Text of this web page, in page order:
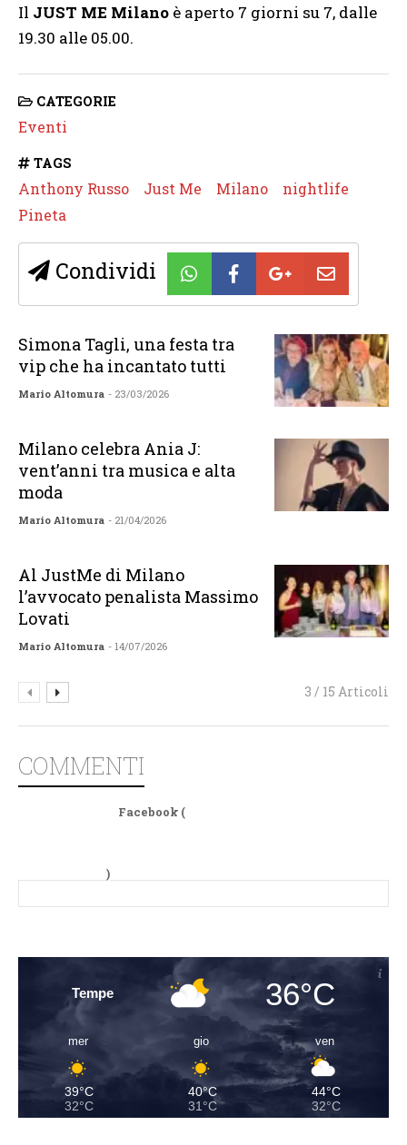
Il JUST ME Milano è aperto 7 giorni su 7, dalle
19.30 alle 05.00.
CATEGORIE
Eventi
TAGS
Anthony Russo Just Me Milano
nightlife
Pineta
Condividi
Simona Tagli, una festa tra
vip che ha incantato tutti
Mario Altomura - 23/03/2026
Milano celebra Ania J:
vent’anni tra musica e alta
moda
Mario Altomura - 21/04/2026
Al JustMe di Milano
l’avvocato penalista Massimo
Lovati
Mario Altomura - 14/07/2026
3 / 15 Articoli
COMMENTI
Facebook (
)
Tempe 36°C
mer
39°C
32°C
gio
40°C
31°C
ven
44°C
32°C